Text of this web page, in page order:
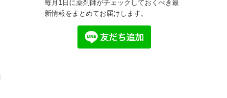
毎月1日に薬剤師がチェックしておくべき最
新情報をまとめてお届けします。